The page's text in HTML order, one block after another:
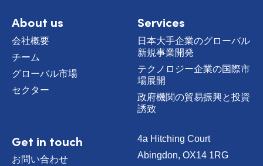
About us
会社概要
チーム
グローバル市場
セクター
Services
日本大手企業のグローバル
新規事業開発
テクノロジー企業の国際市
場展開
政府機関の貿易振興と投資
誘致
Get in touch
お問い合わせ
4a Hitching Court
Abingdon, OX14 1RG